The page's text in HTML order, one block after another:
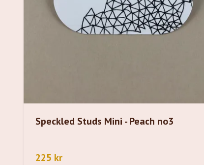
Speckled Studs Mini - Peach no3
225 kr